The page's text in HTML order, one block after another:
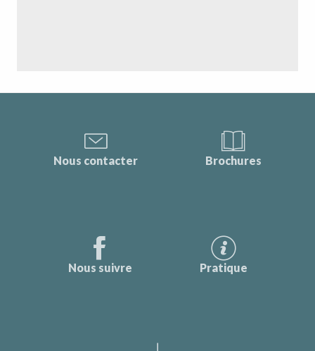
Nous contacter Brochures
Nous suivre Pratique